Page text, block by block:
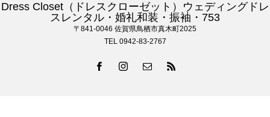
Dress Closet（ドレスクローゼット）ウェディングドレ
スレンタル・婚礼和装・振袖・753
〒841-0046 佐賀県鳥栖市真木町2025
TEL 0942-83-2767